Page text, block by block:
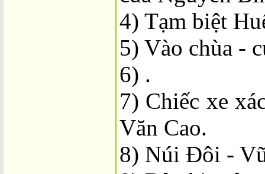
4) Tạm biệt
5) Vào chùa -
6) .
7) Chiếc xe
Văn Cao.
8) Núi Đôi -